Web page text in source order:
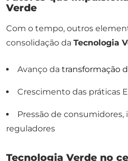
Verde
Com o tempo, outros
consolidação da Tecnologia
Avanço da transformação
Crescimento das práticas
Pressão de
reguladores
Tecnologia Verde no